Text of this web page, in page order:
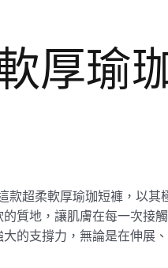
厚瑜
款超柔軟厚瑜珈短褲，以
質地，讓肌膚在每一次接
的支撐力，無論是在伸展